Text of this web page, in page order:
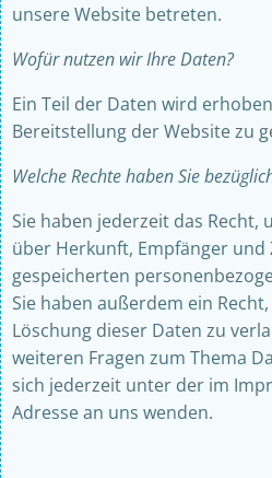
unsere Website betreten.
Wofür nutzen wir Ihre Daten?
Ein Teil der Daten wird
Bereitstellung der Website zu
Welche Rechte haben Sie
Sie haben jederzeit das Recht,
über Herkunft, Empfänger und
gespeicherten
Sie haben außerdem ein
Löschung dieser Daten zu
weiteren Fragen zum Thema
sich jederzeit unter der im
Adresse an uns wenden.